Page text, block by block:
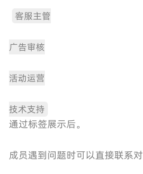
客服主管
广告审核
活动运营
技术支持
通过标签展示后。
成员遇到问题时可以直接联系对